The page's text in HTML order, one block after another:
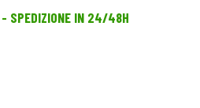
- SPEDIZIONE IN 24/48H